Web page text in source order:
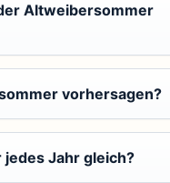
Altweibersommer
vorhersagen?
Jahr gleich?